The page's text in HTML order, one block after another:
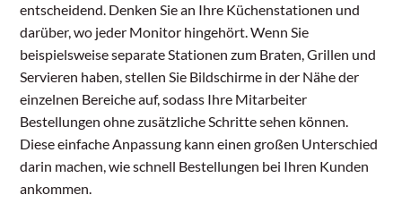
entscheidend. Denken Sie an Ihre Küchenstationen und
darüber, wo jeder Monitor hingehört. Wenn Sie
beispielsweise separate Stationen zum Braten, Grillen und
Servieren haben, stellen Sie Bildschirme in der Nähe der
einzelnen Bereiche auf, sodass Ihre Mitarbeiter
Bestellungen ohne zusätzliche Schritte sehen können.
Diese einfache Anpassung kann einen großen Unterschied
darin machen, wie schnell Bestellungen bei Ihren Kunden
ankommen.